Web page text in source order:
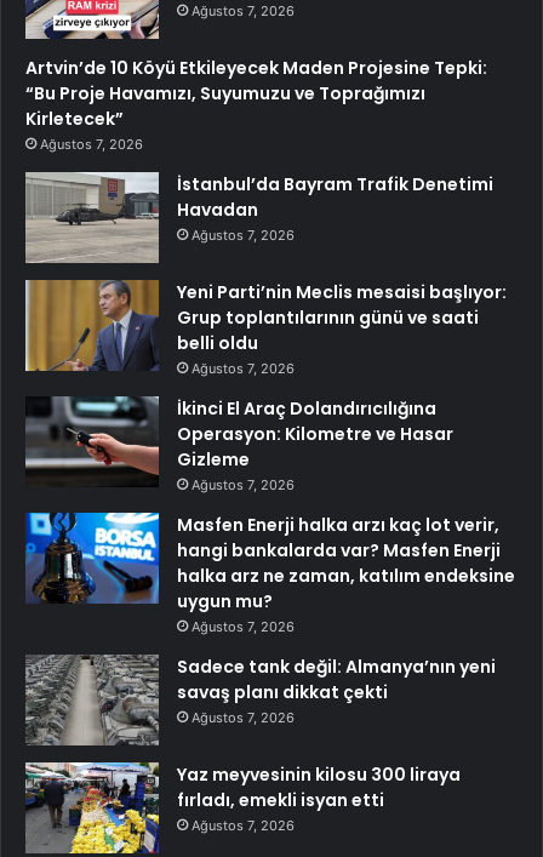
Ağustos 7, 2026
Artvin’de 10 Köyü Etkileyecek Maden Projesine Tepki:
“Bu Proje Havamızı, Suyumuzu ve Toprağımızı
Kirletecek”
Ağustos 7, 2026
İstanbul’da Bayram Trafik Denetimi
Havadan
Ağustos 7, 2026
Yeni Parti’nin Meclis mesaisi başlıyor:
Grup toplantılarının günü ve saati
belli oldu
Ağustos 7, 2026
İkinci El Araç Dolandırıcılığına
Operasyon: Kilometre ve Hasar
Gizleme
Ağustos 7, 2026
Masfen Enerji halka arzı kaç lot verir,
hangi bankalarda var? Masfen Enerji
halka arz ne zaman, katılım endeksine
uygun mu?
Ağustos 7, 2026
Sadece tank değil: Almanya’nın yeni
savaş planı dikkat çekti
Ağustos 7, 2026
Yaz meyvesinin kilosu 300 liraya
fırladı, emekli isyan etti
Ağustos 7, 2026